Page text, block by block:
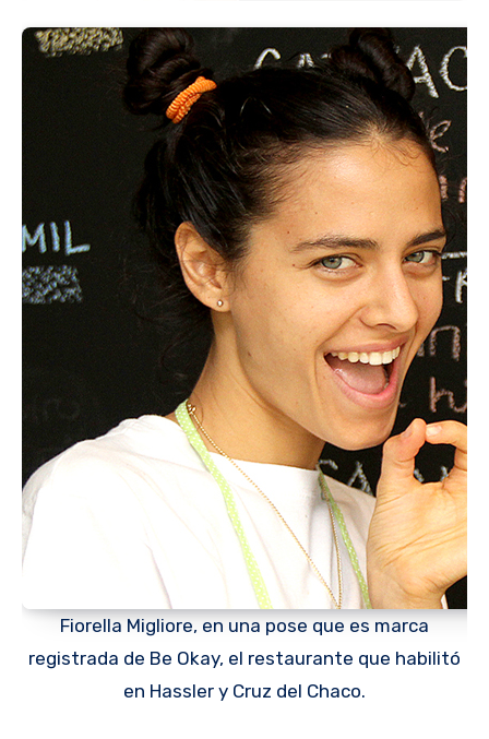
Fiorella Migliore, en una pose que es marca
registrada de Be Okay, el restaurante que habilitó
en Hassler y Cruz del Chaco.